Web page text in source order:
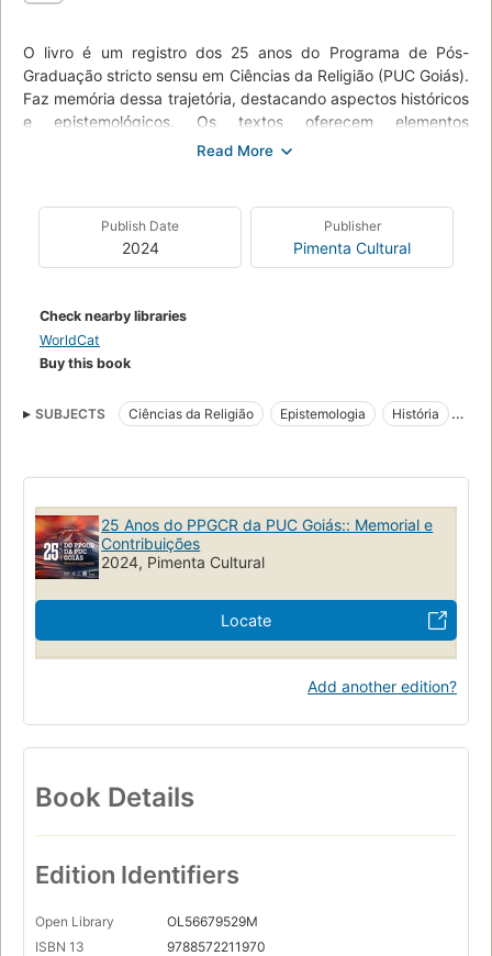
O livro é um registro dos 25 anos do Programa de Pós-
Graduação stricto sensu em Ciências da Religião (PUC Goiás).
Faz memória dessa trajetória, destacando aspectos históricos
e epistemológicos. Os textos oferecem elementos
importantes na construção do conhecimento em Ciências da
regional, nacional e internacional.
Publish Date
2024
Publisher
Pimenta Cultural
Check nearby libraries
WorldCat
Buy this book
SUBJECTS Ciências da Religião Epistemologia
História
25 Anos do PPGCR da PUC Goiás:: Memorial e
Contribuições
2024, Pimenta Cultural
Locate
Add another edition?
Book Details
Edition Identifiers
Open Library
OL56679529M
ISBN 13
9788572211970